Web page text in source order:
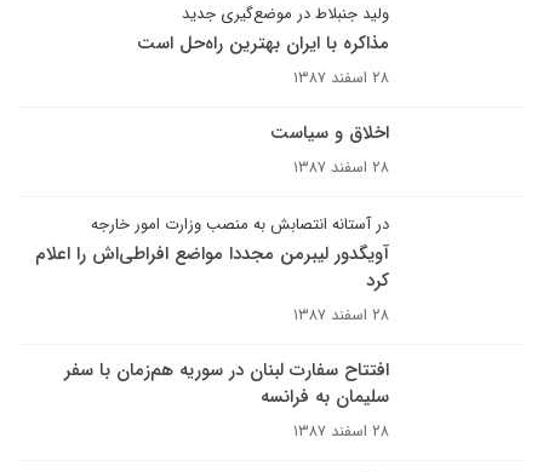
ولید جنبلاط در موضع‌گیری جدید
مذاکره با ايران بهترين راه‌حل است
۲۸ اسفند ۱۳۸۷
اخلاق و سیاست
۲۸ اسفند ۱۳۸۷
در آستانه انتصابش به منصب وزارت امور خارجه
آويگدور ليبرمن مجددا مواضع افراطى‌اش را اعلام
کرد
۲۸ اسفند ۱۳۸۷
افتتاح سفارت لبنان در سوريه هم‌زمان با سفر
سليمان به فرانسه
۲۸ اسفند ۱۳۸۷